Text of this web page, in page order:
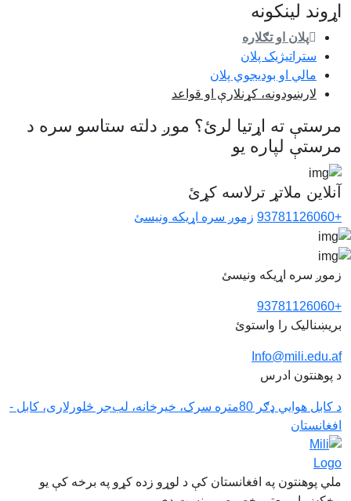
اړوند لینکونه
پلان او تګلاره
ستراتيژيک پلان
مالي او بوديجوي پلان
لارښودونه، کړنلارې او قواعد
مرستې ته اړتیا لرئ؟ موږ دلته ستاسو سره د
مرستې لپاره یو
آنلاین ملاتړ ترلاسه کړئ
+93781126060 زموږ سره اړیکه ونیسئ
زموږ سره اړیکه ونیسئ
+93781126060
بریښنالیک را واستوئ
Info@mili.edu.af
د پوهنتون ادرس
د کابل هوايي ډګر 80متره سرک، خيرخانه، لب‌جر څلورلاری، کابل -
افغانستان
ملي پوهنتون په افغانستان کې د لوړو زده کړو په برخه کې یو